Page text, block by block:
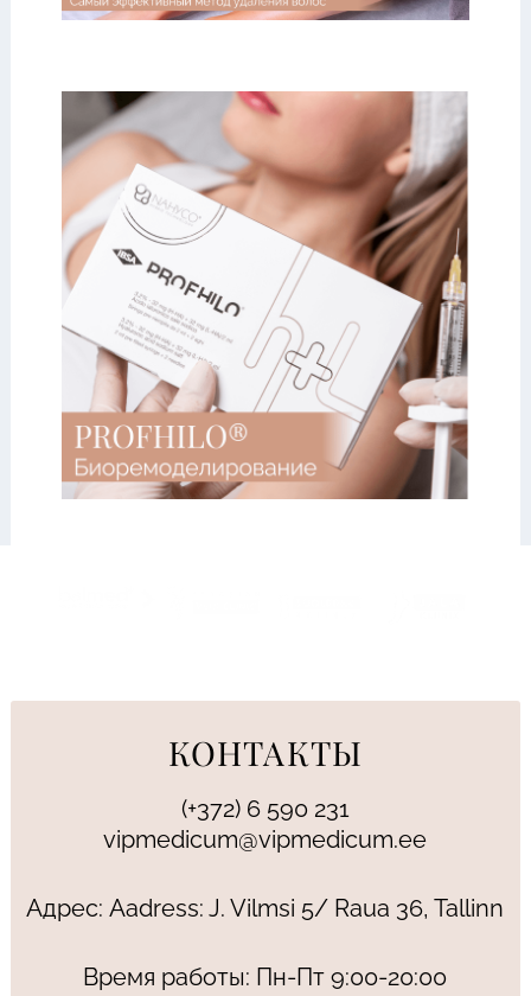
КОНТАКТЫ
(+372) 6 590 231
vipmedicum@vipmedicum.ee
Адрес: Aadress: J. Vilmsi 5/ Raua 36, Tallinn
Время работы: Пн-Пт 9:00-20:00